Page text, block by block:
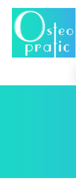
Aller
contenu